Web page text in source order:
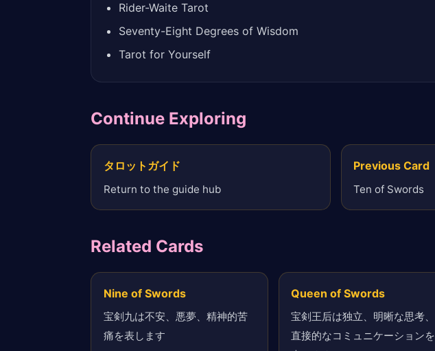
Rider-Waite Tarot
Seventy-Eight Degrees of Wisdom
Tarot for Yourself
Continue Exploring
タロットガイド
Return to the guide hub
Previous Card
Ten of Swords
Related Cards
Nine of Swords
宝剣九は不安、悪夢、精神的苦
痛を表します
Queen of Swords
宝剣王后は独立、明晰な思考、
直接的なコミュニケーションを